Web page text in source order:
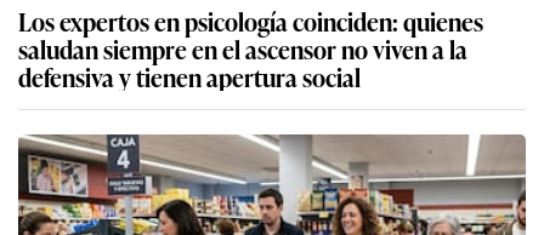
Los expertos en psicología coinciden: quienes
saludan siempre en el ascensor no viven a la
defensiva y tienen apertura social